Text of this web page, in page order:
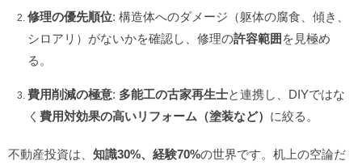
修理の優先順位: 構造体へのダメージ（躯体の腐食、傾き、
シロアリ）がないかを確認し、修理の許容範囲 を見極め
る。
費用削減の極意: 多能工の古家再生士と連携し、DIYではな
く 費用対効果の高いリフォーム（塗装など） に絞る。
不動産投資は、 知識30%、経験70%の世界です。机上の空論だ